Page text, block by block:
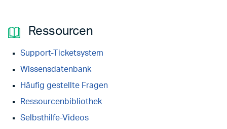
Ressourcen
Support-Ticketsystem
Wissensdatenbank
Häufig gestellte Fragen
Ressourcenbibliothek
Selbsthilfe-Videos